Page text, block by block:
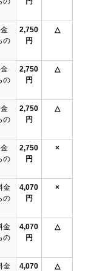
の
2,750
円
△
の
2,750
円
△
の
2,750
円
△
の
2,750
円
×
金
の
4,070
円
×
金
の
4,070
円
△
金
4,070
△